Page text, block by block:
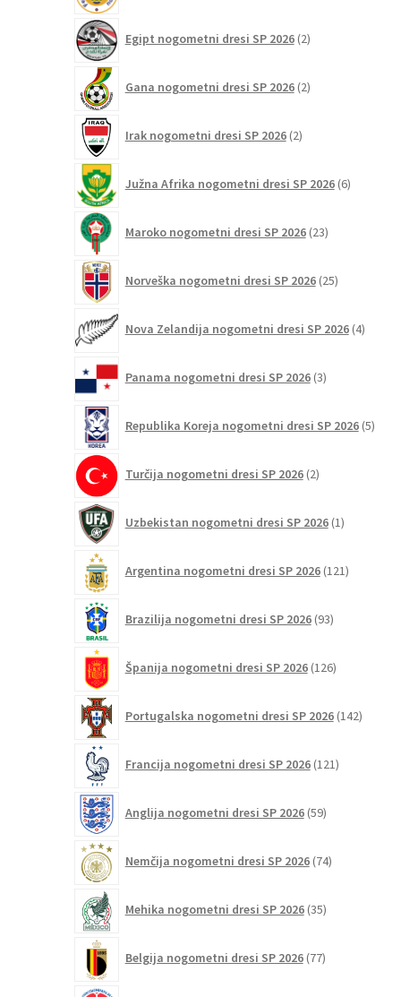
Egipt nogometni dresi SP 2026 2izdelka
Gana nogometni dresi SP 2026 2izdelka
Irak nogometni dresi SP 2026 2izdelka
Južna Afrika nogometni dresi SP 2026 6izdelkov
Maroko nogometni dresi SP 2026 23izdelkov
Norveška nogometni dresi SP 2026 25izdelkov
Nova Zelandija nogometni dresi SP 2026 4izdelki
Panama nogometni dresi SP 2026 3izdelki
Republika Koreja nogometni dresi SP 2026 5
Turčija nogometni dresi SP 2026 2izdelka
Uzbekistan nogometni dresi SP 2026 1izdelek
Argentina nogometni dresi SP 2026 121izdelkov
Brazilija nogometni dresi SP 2026 93izdelkov
Španija nogometni dresi SP 2026 126izdelkov
Portugalska nogometni dresi SP 2026 142
Francija nogometni dresi SP 2026 121izdelkov
Anglija nogometni dresi SP 2026 59izdelkov
Nemčija nogometni dresi SP 2026 74izdelkov
Mehika nogometni dresi SP 2026 35izdelkov
Belgija nogometni dresi SP 2026 77izdelkov